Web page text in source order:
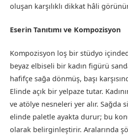
oluşan karşılıklı dikkat hâli görünür
Eserin Tanıtımı ve Kompozisyon
Kompozisyon loş bir stüdyo
beyaz elbiseli bir kadın figürü
hafifçe sağa dönmüş, başı
Elinde açık bir yelpaze tutar.
ve atölye nesneleri yer alır. Sağda
elinde paletle ayakta durur; bu
olarak belirginleştirir. Aralarında